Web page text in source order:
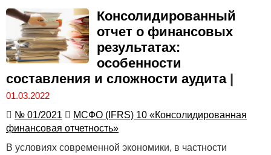
Консолидированный
отчет о финансовых
результатах:
особенности
составления и сложности аудита|
01.03.2022
№ 01/2021
МСФО (IFRS) 10 «Консолидированная
финансовая отчетность»
В условиях современной экономики, в частности